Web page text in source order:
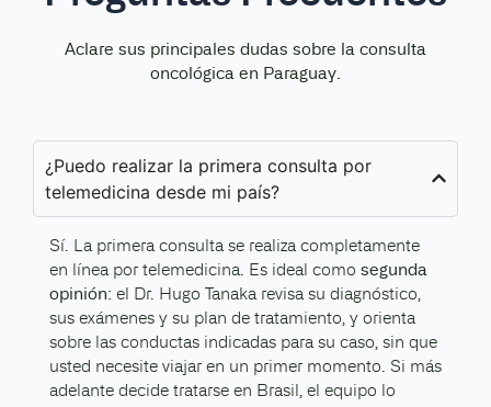
Aclare sus principales dudas sobre la consulta
oncológica en Paraguay.
¿Puedo realizar la primera consulta por
telemedicina desde mi país?
Sí. La primera consulta se realiza completamente
en línea por telemedicina. Es ideal como segunda
opinión: el Dr. Hugo Tanaka revisa su diagnóstico,
sus exámenes y su plan de tratamiento, y orienta
sobre las conductas indicadas para su caso, sin que
usted necesite viajar en un primer momento. Si más
adelante decide tratarse en Brasil, el equipo lo